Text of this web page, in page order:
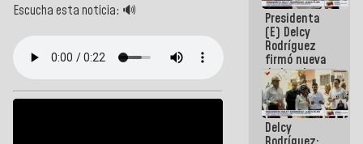
Escucha esta noticia: 🔊 Presidenta
(E) Delcy
Rodríguez
firmó nueva
de Ley de
Arrendamiento
aprobada
por la AN
Delcy